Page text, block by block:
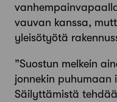
vauvan kanssa,
yleisötyötä
”Suostun melkein
jonnekin puhumaan
Säilyttämistä